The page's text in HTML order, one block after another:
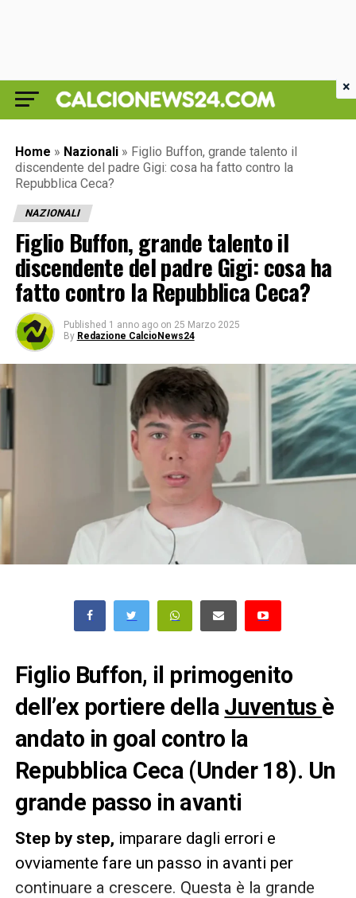
Home » Nazionali » Figlio Buffon, grande talento il
discendente del padre Gigi: cosa ha fatto contro la
Repubblica Ceca?
NAZIONALI
Figlio Buffon, grande talento il
discendente del padre Gigi: cosa ha
fatto contro la Repubblica Ceca?
Published 1 anno ago on 25 Marzo 2025
By Redazione CalcioNews24
Figlio Buffon, il primogenito
dell’ex portiere della Juventus è
andato in goal contro la
Repubblica Ceca (Under 18). Un
grande passo in avanti
Step by step, imparare dagli errori e
ovviamente fare un passo in avanti per
continuare a crescere. Questa è la grande
×